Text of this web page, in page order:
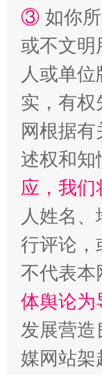
③ 如你
或不文明
人或单
实，有权
网根据
述权和知
应，我
人姓名
行评论，
不代表本
体舆论为
发展营造
媒网站